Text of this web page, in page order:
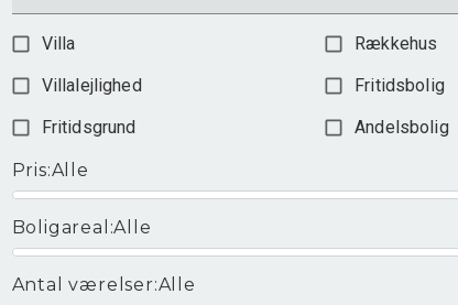
Villa Rækkehus
Villalejlighed
Fritidsbolig
Fritidsgrund
Andelsbolig
Pris:Alle
Boligareal :Alle
Antal værelser:Alle